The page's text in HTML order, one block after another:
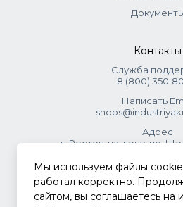
Контакты
Служба
8 (800)
Написать
Адрес
г. Ростов-на-дону, пр.
© 2026 Индустрия
.
Мы используем файлы
работал корректно.
сайтом, вы соглашаетесь на